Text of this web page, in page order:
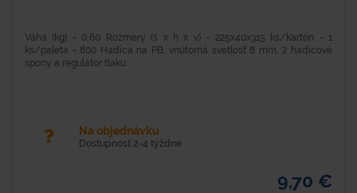
Váha (kg) - 0,60 Rozmery (š x h x v) - 225x40x315 ks/kartón - 1
ks/paleta - 800 Hadica na PB, vnútorná svetlosť 8 mm, 2 hadicové
spony a regulátor tlaku.
Na objednávku
Dostupnosť 2-4 týždne
9,70 €